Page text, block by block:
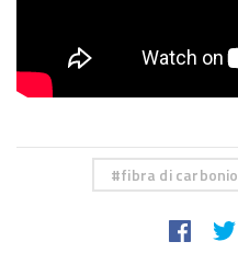
fibra di carbonio